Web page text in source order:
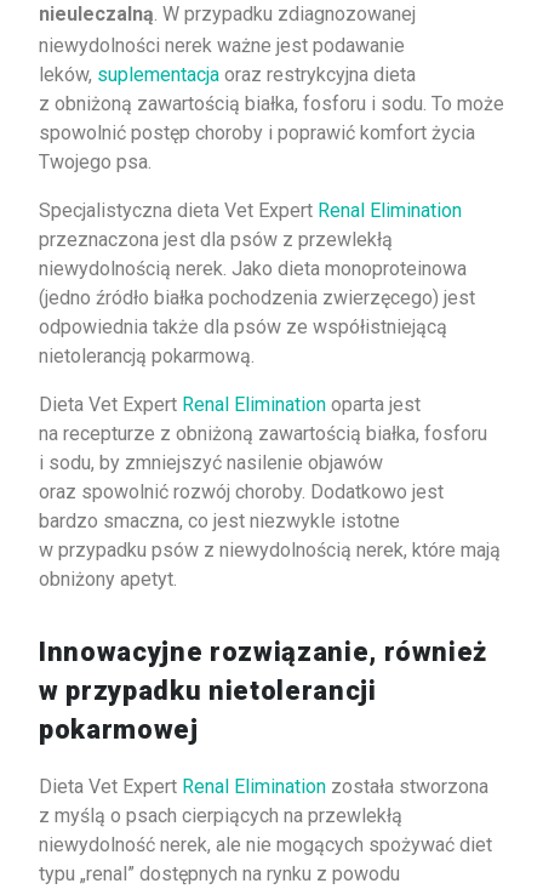
nieuleczalną . W przypadku zdiagnozowanej
niewydolności nerek ważne jest podawanie
leków, suplementacja oraz restrykcyjna dieta
z obniżoną zawartością białka, fosforu i sodu. To może
spowolnić postęp choroby i poprawić komfort życia
Twojego psa.
Specjalistyczna dieta Vet Expert Renal Elimination
przeznaczona jest dla psów z przewlekłą
niewydolnością nerek. Jako dieta monoproteinowa
(jedno źródło białka pochodzenia zwierzęcego) jest
odpowiednia także dla psów ze współistniejącą
nietolerancją pokarmową.
Dieta Vet Expert Renal Elimination oparta jest
na recepturze z obniżoną zawartością białka, fosforu
i sodu, by zmniejszyć nasilenie objawów
oraz spowolnić rozwój choroby. Dodatkowo jest
bardzo smaczna, co jest niezwykle istotne
w przypadku psów z niewydolnością nerek, które mają
obniżony apetyt.
Innowacyjne rozwiązanie, również
w przypadku nietolerancji
pokarmowej
Dieta Vet Expert Renal Elimination została stworzona
z myślą o psach cierpiących na przewlekłą
niewydolność nerek, ale nie mogących spożywać diet
typu „renal” dostępnych na rynku z powodu